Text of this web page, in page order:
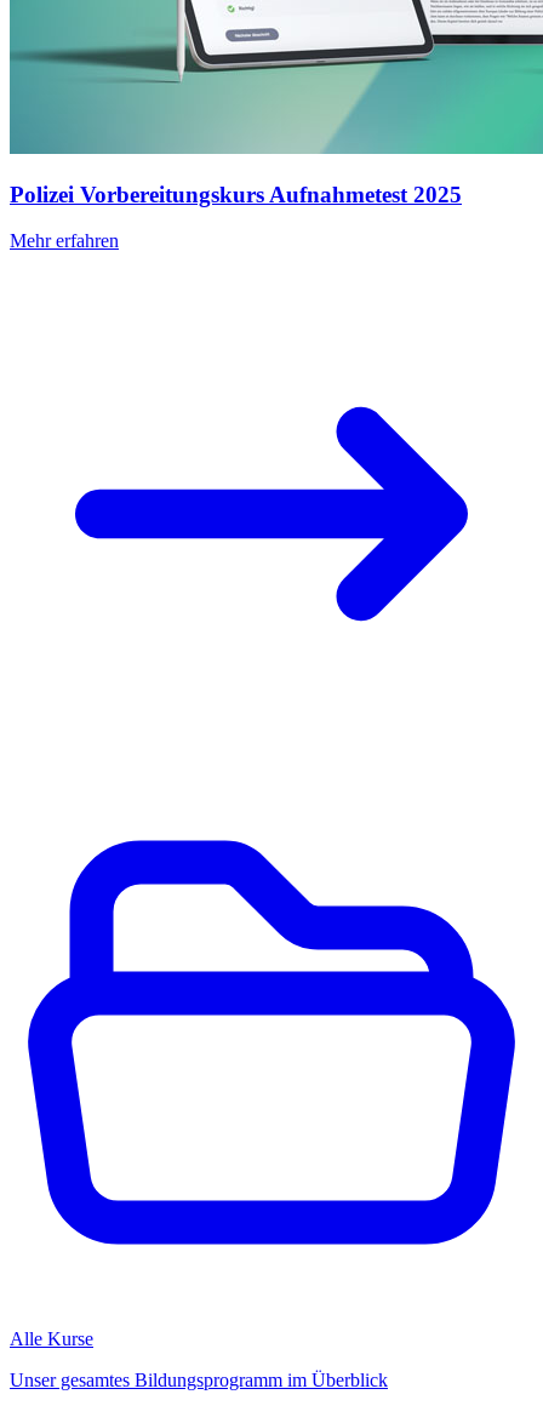
Polizei Vorbereitungskurs Aufnahmetest 2025
Mehr erfahren
Alle Kurse
Unser gesamtes Bildungsprogramm im Überblick